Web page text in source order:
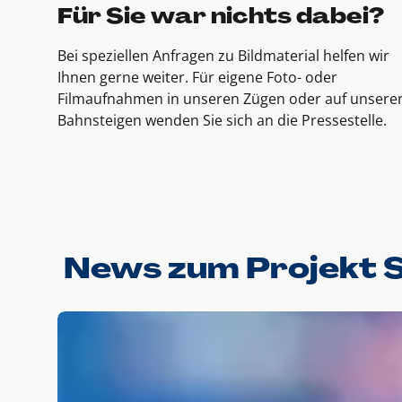
Für Sie war nichts dabei?
Bei speziellen Anfragen zu Bildmaterial helfen wir
Ihnen gerne weiter. Für eigene Foto- oder
Filmaufnahmen in unseren Zügen oder auf
Bahnsteigen wenden Sie sich an die Pressestelle.
News zum Projekt